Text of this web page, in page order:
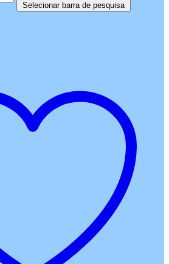
Selecionar barra de pesquisa